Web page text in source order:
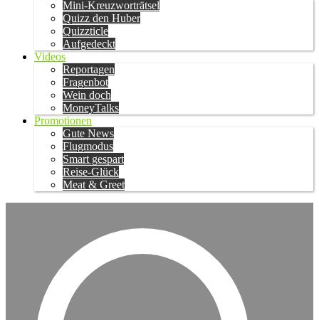
Mini-Kreuzworträtsel
Quizz den Huber
Quizzticle
Aufgedeckt
Videos
Reportagen
Fragenbot
Wein doch
MoneyTalks
Promotionen
Gute News
Flugmodus
Smart gespart
Reise-Glück
Meat & Greet